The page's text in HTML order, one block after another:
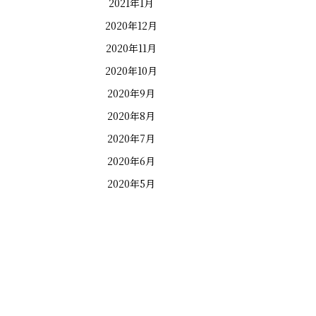
2021年1月
2020年12月
2020年11月
2020年10月
2020年9月
2020年8月
2020年7月
2020年6月
2020年5月